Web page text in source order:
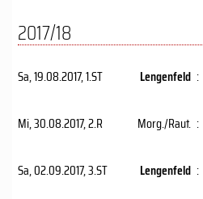
2017/18
Sa, 19.08.2017, 1.ST Lengenfeld :
Mi, 30.08.2017, 2.R Morg./Raut. :
Sa, 02.09.2017, 3.ST Lengenfeld :